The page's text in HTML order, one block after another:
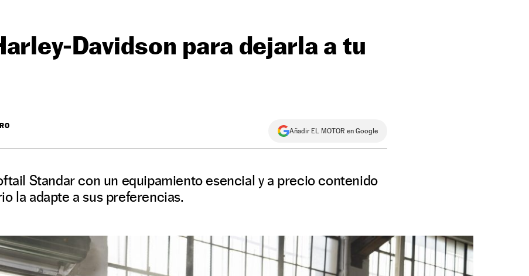
Davidson para dejarla a tu
Añadir EL MOTOR en Google
Standar con un equipamiento esencial y a precio contenido
la adapte a sus preferencias.